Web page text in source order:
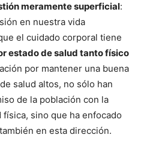
meramente superficial:
en nuestra vida
el cuidado corporal tiene
estado de salud tanto físico
por mantener una buena
salud altos, no sólo han
de la población con la
sino que ha enfocado
en esta dirección.